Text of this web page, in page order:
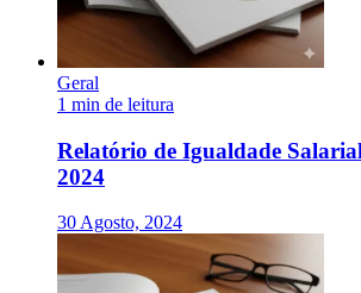
Geral
1 min de leitura
Relatório de Igualdade Salarial
2024
30 Agosto, 2024